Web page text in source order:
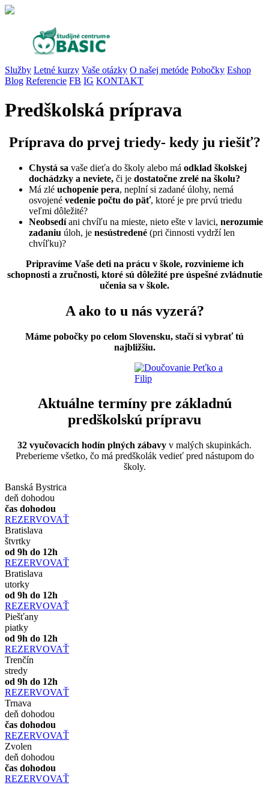
Služby Letné kurzy Vaše otázky O našej metóde Pobočky Eshop
Blog Referencie FB IG KONTAKT
Predškolská príprava
Príprava do prvej triedy- kedy ju riešiť?
Chystá sa vaše dieťa do školy alebo má odklad školskej
dochádzky a neviete, či je dostatočne zrelé na školu?
Má zlé uchopenie pera, neplní si zadané úlohy, nemá
osvojené vedenie počtu do päť, ktoré je pre prvú triedu
veľmi dôležité?
Neobsedíani chvíľu na mieste, nieto ešte v lavici, nerozumie
zadaniu úloh, je nesústredené (pri činnosti vydrží len
chvíľku)?
Pripravíme Vaše deti na prácu v škole, rozvinieme ich
schopnosti a zručnosti, ktoré sú dôležité pre úspešné zvládnutie
učenia sa v škole.
A ako to u nás vyzerá?
Máme pobočky po celom Slovensku, stačí si vybrať tú
najbližšiu.
Aktuálne termíny pre základnú
predškolskú prípravu
32 vyučovacích hodín plných zábavy v malých skupinkách.
Preberieme všetko, čo má predškolák vedieť pred nástupom do
školy.
Banská Bystrica
deň dohodou
čas dohodou
REZERVOVAŤ
Bratislava
štvrtky
od 9h do 12h
REZERVOVAŤ
Bratislava
utorky
od 9h do 12h
REZERVOVAŤ
Piešťany
piatky
od 9h do 12h
REZERVOVAŤ
Trenčín
stredy
od 9h do 12h
REZERVOVAŤ
Trnava
deň dohodou
čas dohodou
REZERVOVAŤ
Zvolen
deň dohodou
čas dohodou
REZERVOVAŤ